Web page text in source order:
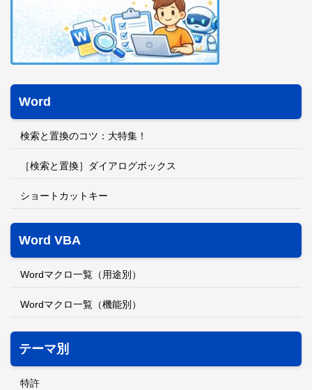
Word
検索と置換のコツ：大特集！
［検索と置換］ダイアログボックス
ショートカットキー
Word VBA
Wordマクロ一覧（用途別）
Wordマクロ一覧（機能別）
テーマ別
特許